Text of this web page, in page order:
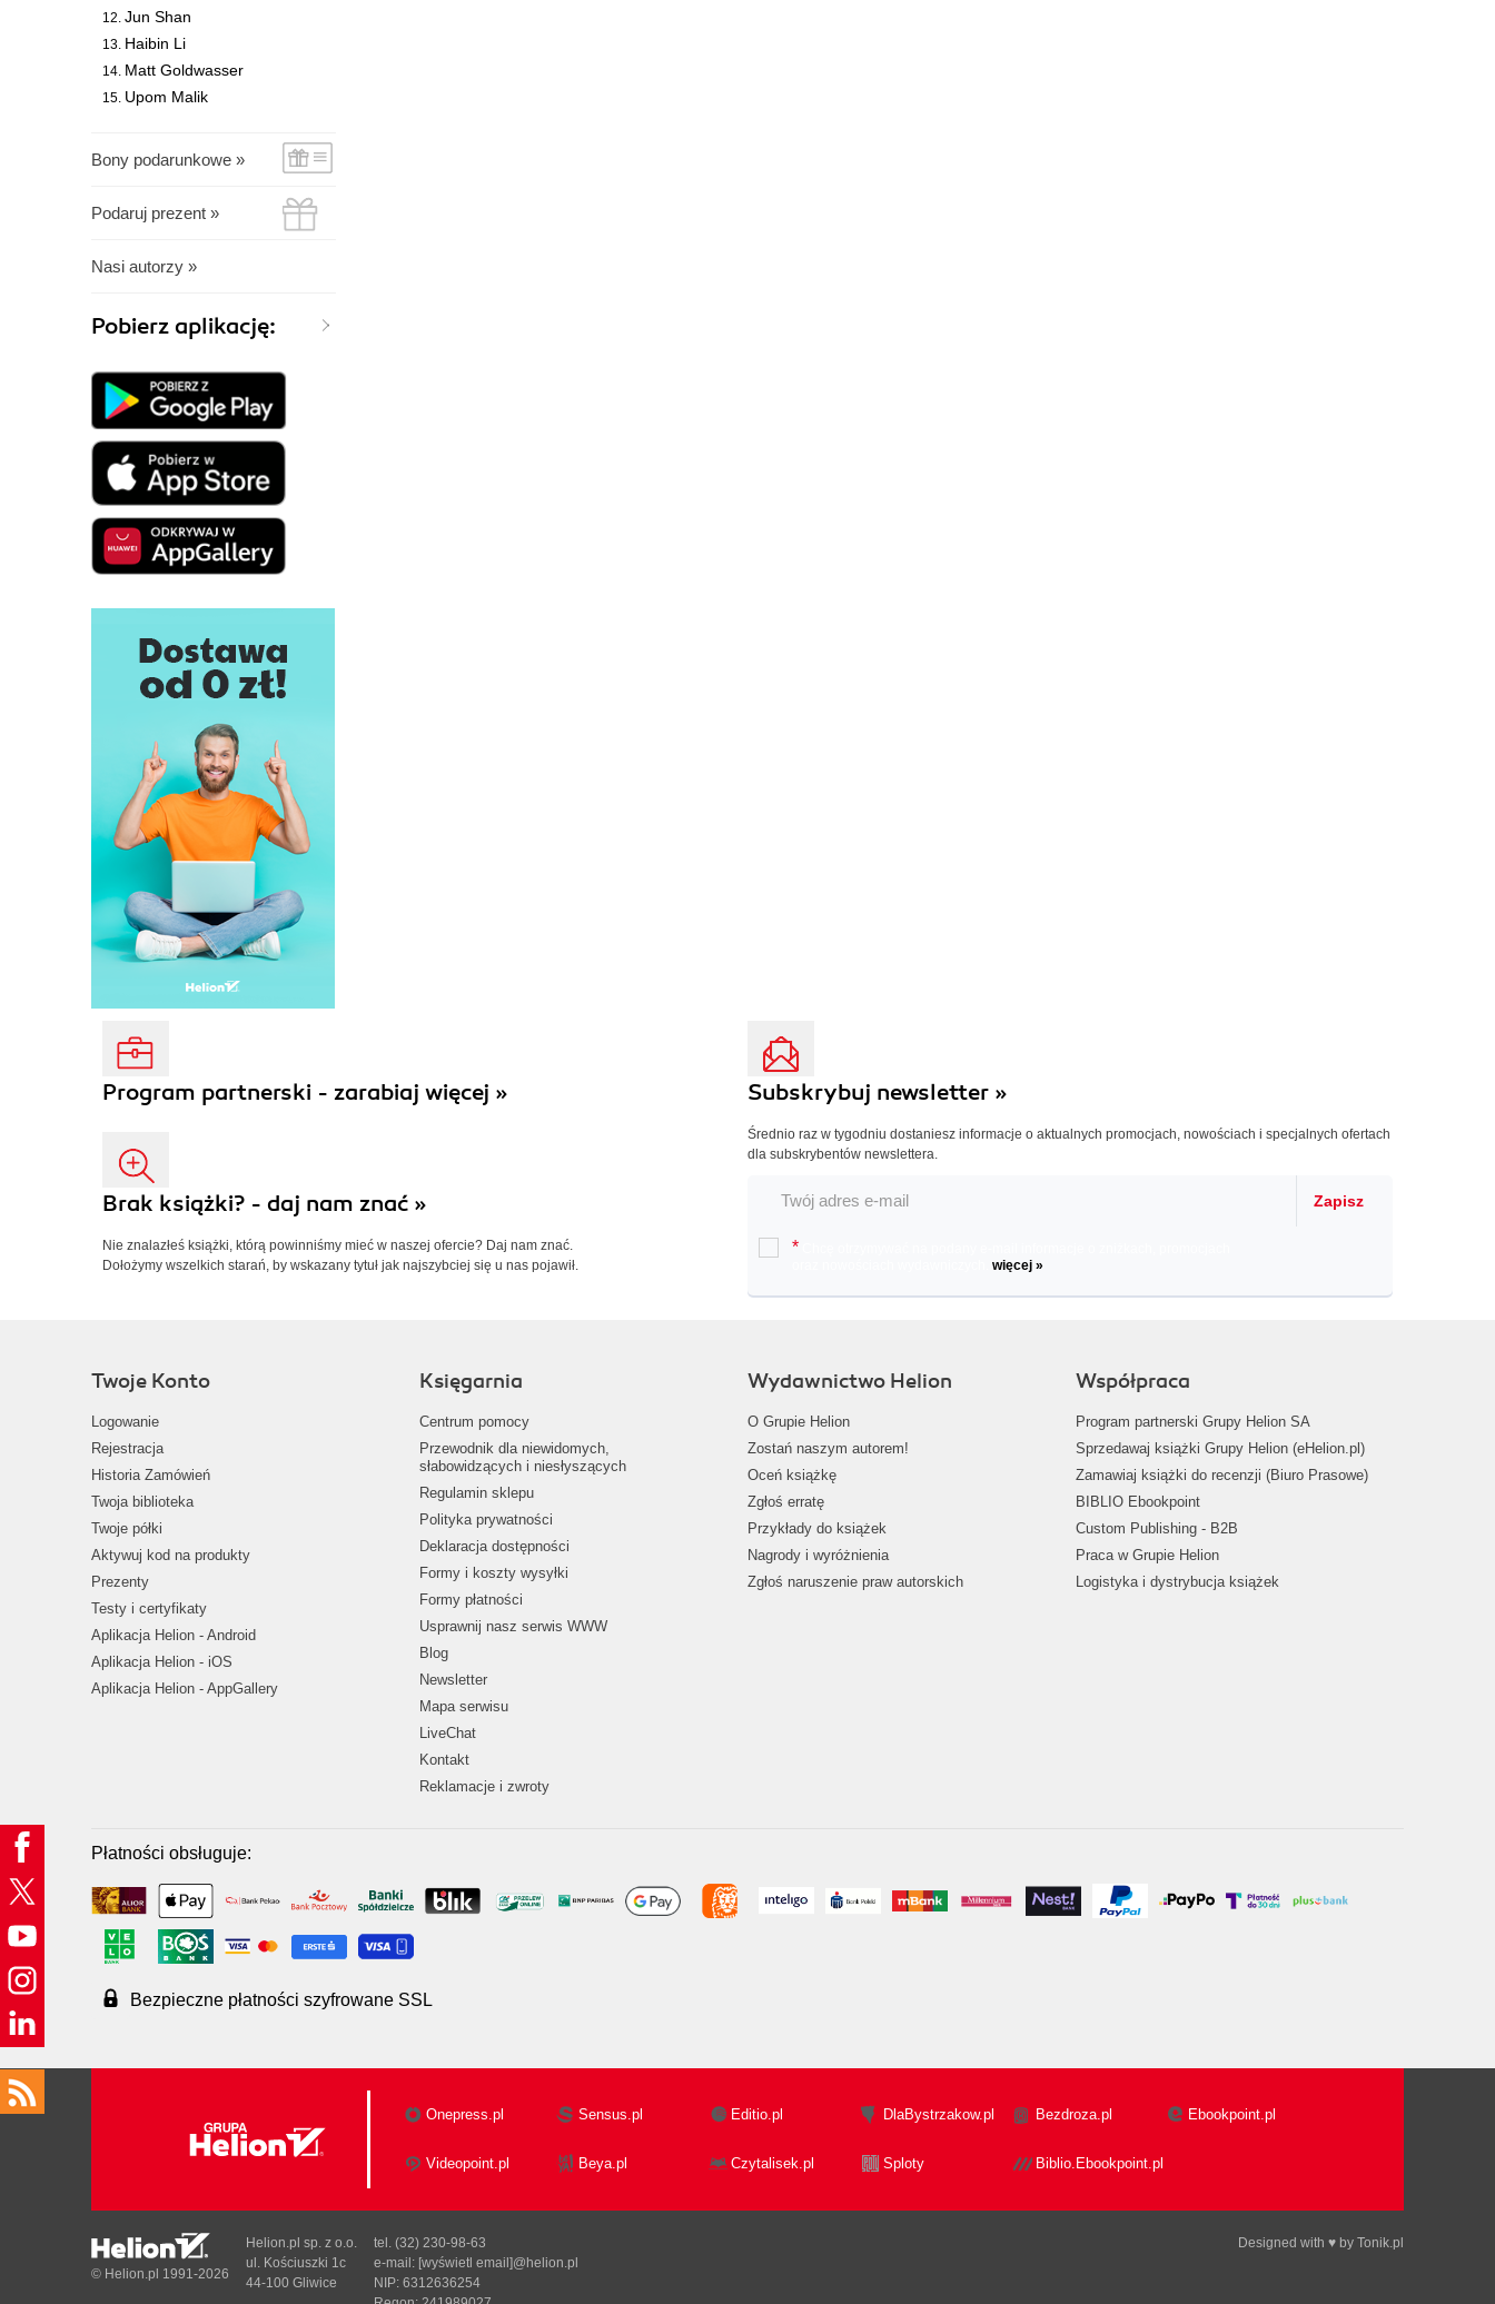
Jun Shan
Haibin Li
Matt Goldwasser
Upom Malik
Bony podarunkowe »
Podaruj prezent »
Nasi autorzy »
Pobierz aplikację:
Program partnerski - zarabiaj więcej »
Brak książki? - daj nam znać »
Nie znalazłeś książki, którą powinniśmy mieć w naszej ofercie? Daj nam znać.
Dołożymy wszelkich starań, by wskazany tytuł jak najszybciej się u nas pojawił.
Subskrybuj newsletter »
Średnio raz w tygodniu dostaniesz informacje o aktualnych promocjach, nowościach i specjalnych ofertach
dla subskrybentów newslettera.
Zapisz
*
więcej »
Twoje Konto
Logowanie
Rejestracja
Historia Zamówień
Twoja biblioteka
Twoje półki
Aktywuj kod na produkty
Prezenty
Testy i certyfikaty
Aplikacja Helion - Android
Aplikacja Helion - iOS
Aplikacja Helion - AppGallery
Księgarnia
Centrum pomocy
Przewodnik dla niewidomych,
słabowidzących i niesłyszących
Regulamin sklepu
Polityka prywatności
Deklaracja dostępności
Formy i koszty wysyłki
Formy płatności
Usprawnij nasz serwis WWW
Blog
Newsletter
Mapa serwisu
LiveChat
Kontakt
Reklamacje i zwroty
Wydawnictwo Helion
O Grupie Helion
Zostań naszym autorem!
Oceń książkę
Zgłoś erratę
Przykłady do książek
Nagrody i wyróżnienia
Zgłoś naruszenie praw autorskich
Współpraca
Program partnerski Grupy Helion SA
Sprzedawaj książki Grupy Helion (eHelion.pl)
Zamawiaj książki do recenzji (Biuro Prasowe)
BIBLIO Ebookpoint
Custom Publishing - B2B
Praca w Grupie Helion
Logistyka i dystrybucja książek
Płatności obsługuje:
Bezpieczne płatności szyfrowane SSL
Onepress.pl Sensus.pl Editio.pl DlaBystrzakow.pl Bezdroza.pl Ebookpoint.pl
Videopoint.pl Beya.pl Czytalisek.pl Sploty Biblio.Ebookpoint.pl
Designed with ♥ by Tonik.pl
© Helion.pl 1991-2026
Helion.pl sp. z o.o.
ul. Kościuszki 1c
44-100 Gliwice
tel. (32) 230-98-63
e-mail: [wyświetl email]@helion.pl
NIP: 6312636254